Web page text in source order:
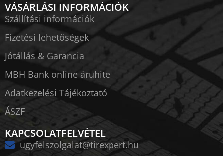
VÁSÁRLÁSI INFORMÁCIÓK
Szállítási információk
Fizetési lehetőségek
Jótállás & Garancia
MBH Bank online áruhitel
Adatkezelési Tájékoztató
ÁSZF
KAPCSOLATFELVÉTEL
ugyfelszolgalat@tirexpert.hu